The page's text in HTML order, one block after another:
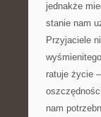
jednakże
stanie nam
Przyjaciele
ratuje życie
nam